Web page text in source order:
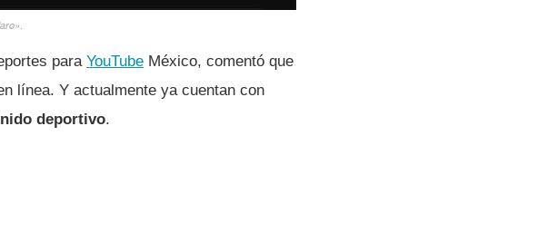
para YouTube México, comentó que
línea. Y actualmente ya cuentan con
deportivo.